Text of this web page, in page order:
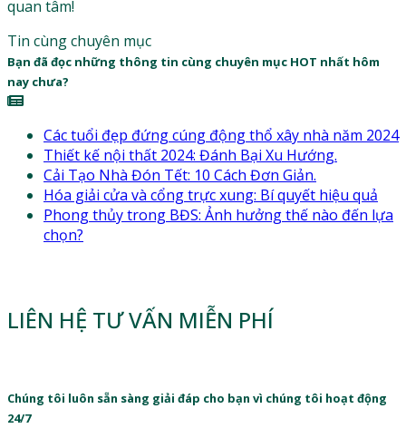
quan tâm!
Tin cùng chuyên mục
Bạn đã đọc những thông tin cùng chuyên mục HOT nhất hôm
nay chưa?
Các tuổi đẹp đứng cúng động thổ xây nhà năm 2024
Thiết kế nội thất 2024: Đánh Bại Xu Hướng.
Cải Tạo Nhà Đón Tết: 10 Cách Đơn Giản.
Hóa giải cửa và cổng trực xung: Bí quyết hiệu quả
Phong thủy trong BĐS: Ảnh hưởng thế nào đến lựa
chọn?
LIÊN HỆ TƯ VẤN MIỄN PHÍ
Chúng tôi luôn sẵn sàng giải đáp cho bạn vì chúng tôi hoạt động
24/7